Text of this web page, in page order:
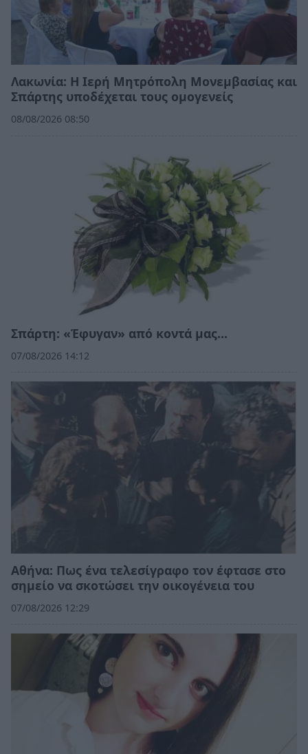
Λακωνία: Η Ιερή Μητρόπολη Μονεμβασίας και
Σπάρτης υποδέχεται τους ομογενείς
08/08/2026 08:50
Σπάρτη: «Έφυγαν» από κοντά μας…
07/08/2026 14:12
Αθήνα: Πως ένα τελεσίγραφο τον έφτασε στο
σημείο να σκοτώσει την οικογένεια του
07/08/2026 12:29